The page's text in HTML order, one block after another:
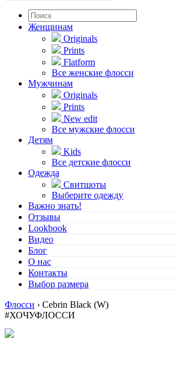
Женщинам
Originals
Prints
Flatform
Все женские флосси
Мужчинам
Originals
Prints
New edit
Все мужские флосси
Детям
Kids
Все детские флосси
Одежда
Свитшоты
Выберите одежду
Важно знать!
Отзывы
Lookbook
Видео
Блог
О нас
Контакты
Выбор размера
Флосси › Cebrin Black (W)
#ХОЧУФЛОССИ